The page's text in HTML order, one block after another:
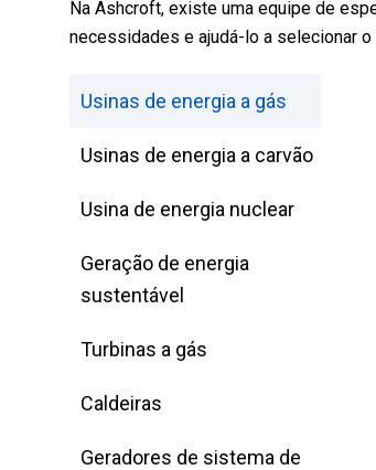
Na Ashcroft, existe uma equipe de
necessidades e ajudá-lo a selecionar
Usinas de energia a gás
Usinas de energia a carvão
Usina de energia nuclear
Geração de energia
sustentável
Turbinas a gás
Caldeiras
Geradores de sistema de